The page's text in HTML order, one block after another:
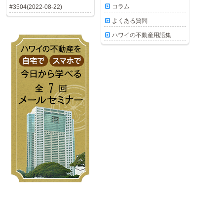
#3504(2022-08-22)
コラム
よくある質問
ハワイの不動産用語集